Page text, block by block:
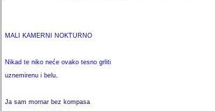
MALI KAMERNI NOKTURNO
Nikad te niko neće ovako tesno grliti
uznemirenu i belu.
Ja sam mornar bez kompasa